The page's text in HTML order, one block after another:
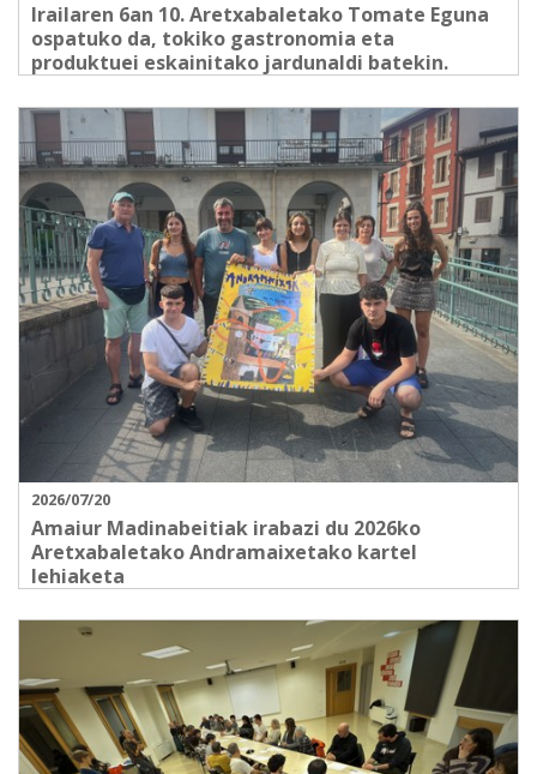
Irailaren 6an 10. Aretxabaletako Tomate Eguna
ospatuko da, tokiko gastronomia eta
produktuei eskainitako jardunaldi batekin.
2026/07/20
Amaiur Madinabeitiak irabazi du 2026ko
Aretxabaletako Andramaixetako kartel
lehiaketa